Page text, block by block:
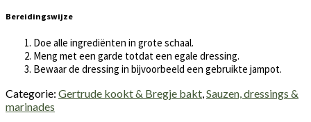
Bereidingswijze
Doe alle ingrediënten in grote schaal.
Meng met een garde totdat een egale dressing.
Bewaar de dressing in bijvoorbeeld een gebruikte jampot.
Categorie: Gertrude kookt & Bregje bakt Sauzen, dressings &
marinades